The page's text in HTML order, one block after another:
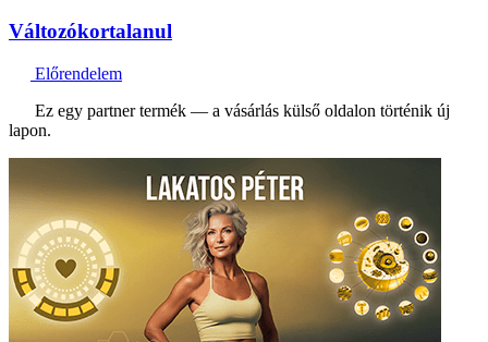
Változókortalanul
Előrendelem
Ez egy partner termék — a vásárlás külső oldalon történik új
lapon.